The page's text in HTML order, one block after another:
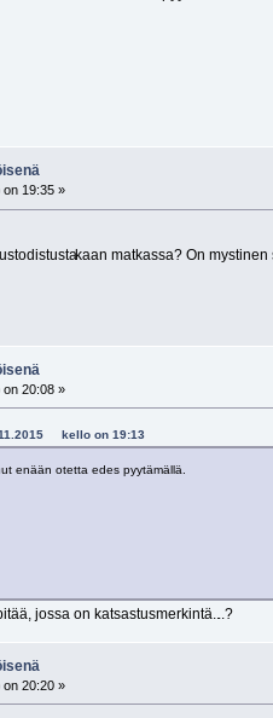
on 19:35 »
kaan matkassa? On mystinen
on 20:08 »
kello on 19:13
enään otetta edes pyytämällä.
jossa on katsastusmerkintä.. ..?
on 20:20 »